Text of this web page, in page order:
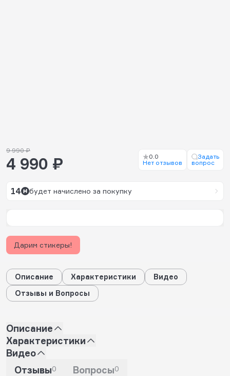
9 990 ₽
4 990 ₽
0.0
Нет отзывов
Задать
вопрос
14 будет начислено за покупку
Дарим стикеры!
Описание Характеристики
Видео
Отзывы и Вопросы
Описание
Характеристики
Видео
Отзывы0 Вопросы0